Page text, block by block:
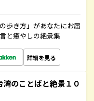
歩き方」があなたにお届
と癒やしの絶景集
詳細を見る
のことばと絶景１０